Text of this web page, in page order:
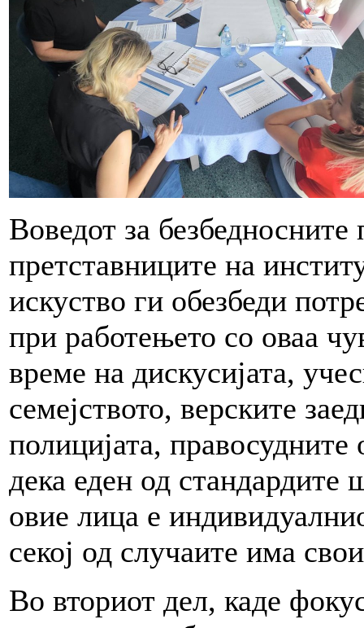
Воведот за
претставниците на
искуство ги обезбеди
при работењето со оваа
време на дискусијата,
семејството, верските
полицијата,
дека еден од стандардите
овие лица е
секој од случаите има
Во вториот дел, каде